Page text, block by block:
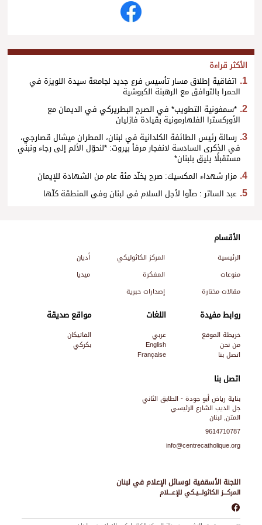
الأكثر قراءة
اتفاقية إطلاق مسار تأسيس فرع جديد لجامعة سيدة اللويزة في
الحمرا بالتوافق مع الرهبنة الكبوشية
*سمفونية التطويب* في الصرح البطريركي في الديمان مع
الأوركسترا الفلهارمونية بقيادة فازليان
رسالة رئيس الطائفة الكلدانية في لبنان، المطران ميشال قصارجي،
في الذكرى السادسة لانفجار مرفأ بيروت: *لنحوّل الألم إلى رجاء ونبني
مستقبلًا يليق بلبنان*
مزار شهداء المكسيك: صرح يخلّد مئة عام من الشهادة للإيمان
عبد الساتر : صلّوا لأجل السلام في لبنان وفي المنطقة كلّها
اللجنة الأسقفية لوسائل الإعلام في لبنان
المركـــز الكاثولـــيـكي للإعـــلام
اتصل بنا
بناية رياض أبو جودة - الطابق الثاني
جل الديب الشارع الرئيسي
المتن, لبنان
9614710787
info@centrecatholique.org
الأقسام
الرئيسية المركز الكاثوليكي
أديان
منوعات
المفكرة
ميديا
مقالات مختارة
إصدارات حبرية
روابط مفيدة
خريطة الموقع
من نحن
اتصل بنا
اللغات
عربي
English
Française
مواقع صديقة
الفاتيكان
بكركي